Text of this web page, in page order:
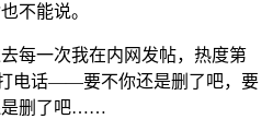
不能说。
每一次我在内网发帖，热度第
电话——要不你还是删了吧，要
是删了吧……